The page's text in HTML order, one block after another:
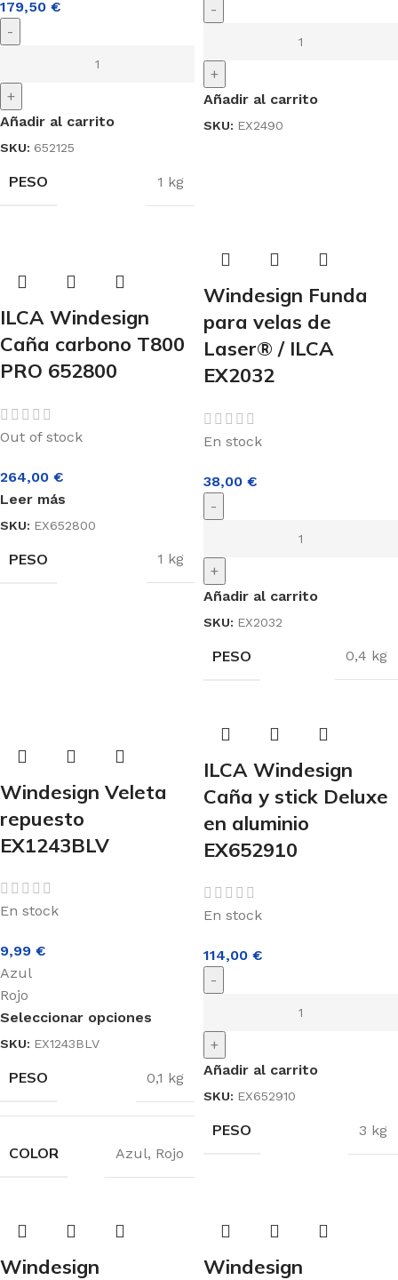
179,50 €
-
+
Añadir al carrito
SKU: 652125
PESO 1 kg
-
+
Añadir al carrito
SKU: EX2490
ILCA Windesign
Caña carbono T800
PRO 652800
Out of stock
264,00 €
Leer más
SKU: EX652800
PESO 1 kg
Windesign Funda
para velas de
Laser® / ILCA
EX2032
En stock
38,00 €
-
+
Añadir al carrito
SKU: EX2032
PESO 0,4 kg
Windesign Veleta
repuesto
EX1243BLV
En stock
9,99 €
Azul
Rojo
Seleccionar opciones
SKU: EX1243BLV
PESO 0,1 kg
COLOR Azul, Rojo
ILCA Windesign
Caña y stick Deluxe
en aluminio
EX652910
En stock
114,00 €
-
+
Añadir al carrito
SKU: EX652910
PESO 3 kg
Windesign Windesign